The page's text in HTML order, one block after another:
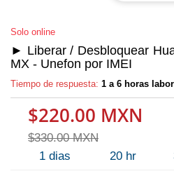
Solo online
► Liberar / Desbloquear
MX - Unefon por IMEI
Tiempo de respuesta: 1 a 6 horas
$220.00 MXN
$330.00 MXN
1 dias 20 hr